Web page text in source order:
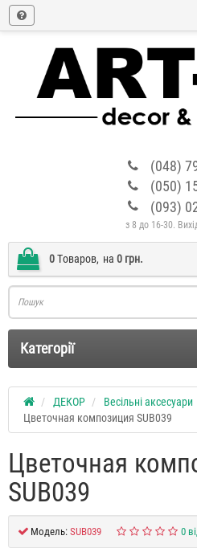
(048)
(050)
(093)
з 8 до 16-30.
0Tоваров, на 0 грн.
Категорії
ДЕКОР
Весільні аксесуари
Цветочная композиция SUB039
Цветочная
SUB039
Модель: SUB039 0